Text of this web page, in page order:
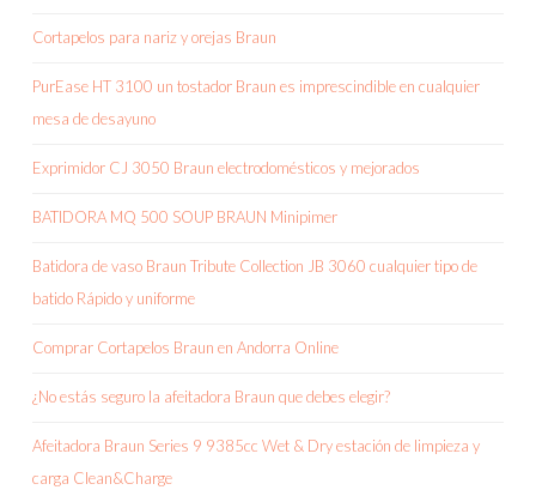
Cortapelos para nariz y orejas Braun
PurEase HT 3100 un tostador Braun es imprescindible en cualquier
mesa de desayuno
Exprimidor CJ 3050 Braun electrodomésticos y mejorados
BATIDORA MQ 500 SOUP BRAUN Minipimer
Batidora de vaso Braun Tribute Collection JB 3060 cualquier tipo de
batido Rápido y uniforme
Comprar Cortapelos Braun en Andorra Online
¿No estás seguro la afeitadora Braun que debes elegir?
Afeitadora Braun Series 9 9385cc Wet & Dry estación de limpieza y
carga Clean&Charge